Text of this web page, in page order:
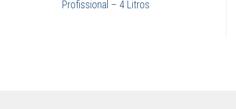
Profissional – 4 Litros